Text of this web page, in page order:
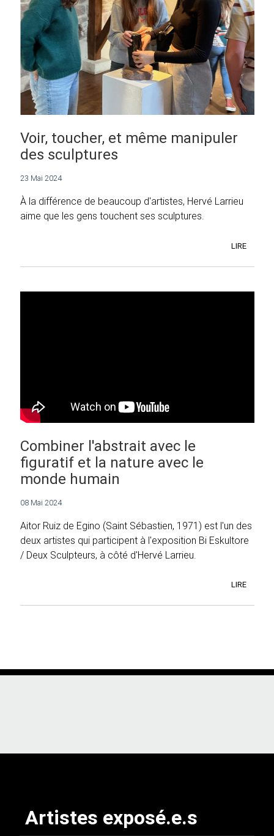
Voir, toucher, et même manipuler
des sculptures
23 Mai 2024
À la différence de beaucoup d'artistes, Hervé Larrieu
aime que les gens touchent ses sculptures.
LIRE
Combiner l'abstrait avec le
figuratif et la nature avec le
monde humain
08 Mai 2024
Aitor Ruiz de Egino (Saint Sébastien, 1971) est l'un des
deux artistes qui participent à l'exposition Bi Eskultore
/ Deux Sculpteurs, à côté d'Hervé Larrieu.
LIRE
Artistes exposé.e.s